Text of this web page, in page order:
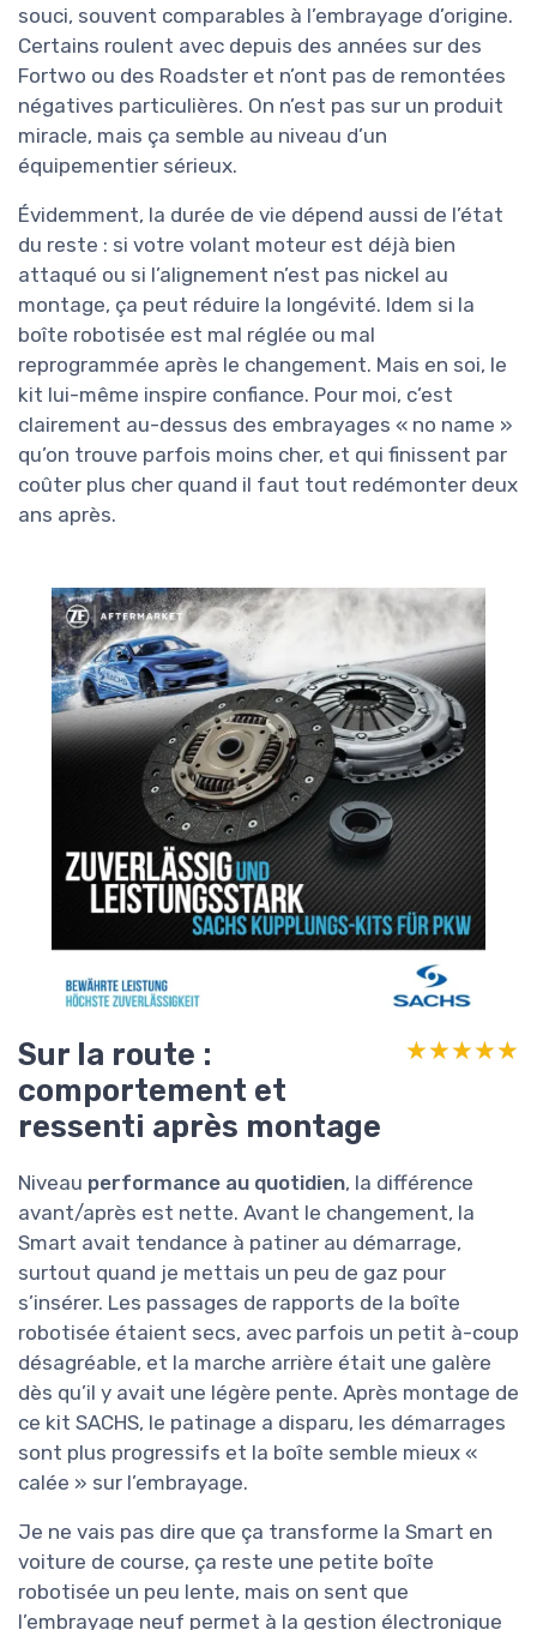
souci, souvent comparables à l’embrayage d’origine.
Certains roulent avec depuis des années sur des
Fortwo ou des Roadster et n’ont pas de remontées
négatives particulières. On n’est pas sur un produit
miracle, mais ça semble au niveau d’un
équipementier sérieux.
Évidemment, la durée de vie dépend aussi de l’état
du reste : si votre volant moteur est déjà bien
attaqué ou si l’alignement n’est pas nickel au
montage, ça peut réduire la longévité. Idem si la
boîte robotisée est mal réglée ou mal
reprogrammée après le changement. Mais en soi, le
kit lui-même inspire confiance. Pour moi, c’est
clairement au-dessus des embrayages « no name »
qu’on trouve parfois moins cher, et qui finissent par
coûter plus cher quand il faut tout redémonter deux
ans après.
Sur la route :
comportement et
ressenti après montage
★★★★★
★★★★★
Niveau performance au quotidien, la différence
avant/après est nette. Avant le changement, la
Smart avait tendance à patiner au démarrage,
surtout quand je mettais un peu de gaz pour
s’insérer. Les passages de rapports de la boîte
robotisée étaient secs, avec parfois un petit à-coup
désagréable, et la marche arrière était une galère
dès qu’il y avait une légère pente. Après montage de
ce kit SACHS, le patinage a disparu, les démarrages
sont plus progressifs et la boîte semble mieux «
calée » sur l’embrayage.
Je ne vais pas dire que ça transforme la Smart en
voiture de course, ça reste une petite boîte
robotisée un peu lente, mais on sent que
l’embrayage neuf permet à la gestion électronique